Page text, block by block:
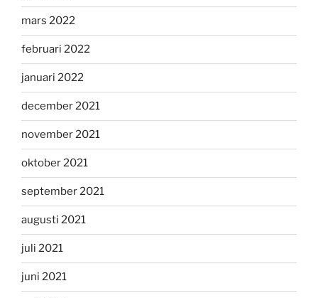
mars 2022
februari 2022
januari 2022
december 2021
november 2021
oktober 2021
september 2021
augusti 2021
juli 2021
juni 2021